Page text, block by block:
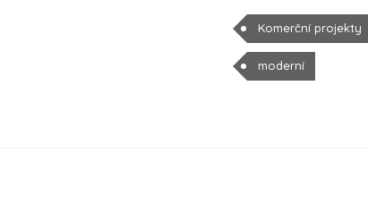
Komerční projekty
moderní